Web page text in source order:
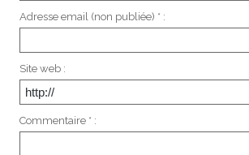
Adresse email (non publiée) * :
Site web :
Commentaire * :